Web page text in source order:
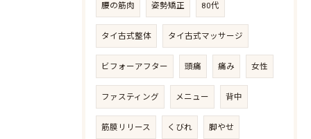
腰の筋肉 姿勢矯正 80代
タイ古式整体 タイ古式マッサージ
ビフォーアフター 頭痛 痛み 女性
ファスティング メニュー 背中
筋膜リリース くびれ 脚やせ